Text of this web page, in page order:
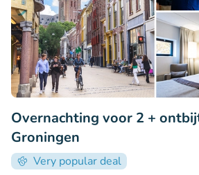
Overnachting voor 2 +
Groningen
Very popular deal